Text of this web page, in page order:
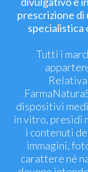
prescrizione
specialistica
Tutti i
dispositivi
in vitro, presidi
i contenuti
immagini,
carattere né